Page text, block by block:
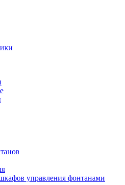
управления фонтанами